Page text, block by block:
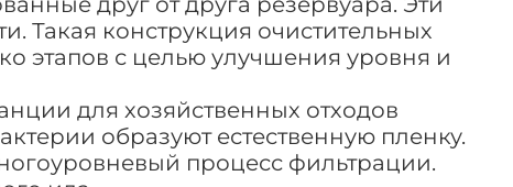
Такая конструкция очистительных
этапов с целью улучшения уровня и
для хозяйственных отходов
образуют естественную пленку.
процесс фильтрации.